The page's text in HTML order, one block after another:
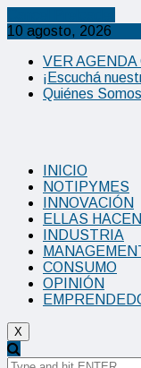
10 agosto, 2026
VER AGENDA
¡Escuchá
Quiénes Somos
INICIO
NOTIPYMES
INNOVACIÓN
ELLAS HACEN
INDUSTRIA
CONSUMO
OPINIÓN
X